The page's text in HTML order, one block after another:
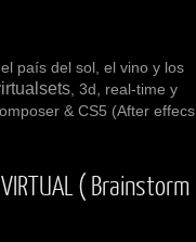
país del sol, el vino y los
, 3d, real-time y
& CS5 (After effecs,
VIRTUAL ( Brainstorm